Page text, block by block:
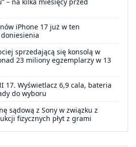
iPhone 17 już w ten
doniesienia
sprzedającą się konsolą w
23 miliony egzemplarzy w 13
17. Wyświetlacz 6,9 cala, bateria
do wyboru
sądową z Sony w związku z
fizycznych płyt z grami